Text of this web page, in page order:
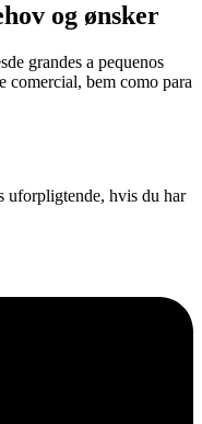
og ønsker
grandes a pequenos
comercial, bem como para
hvis du har